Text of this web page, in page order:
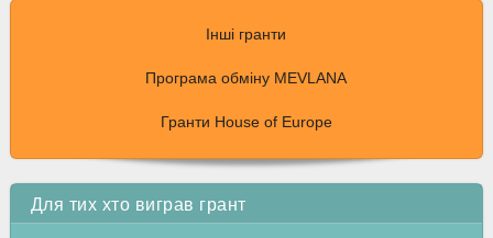
Інші гранти
Програма обміну MEVLANA
Гранти House of Europe
Для тих хто виграв грант